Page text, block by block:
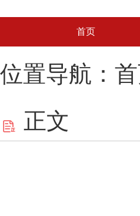
首页
位置导航：
正文